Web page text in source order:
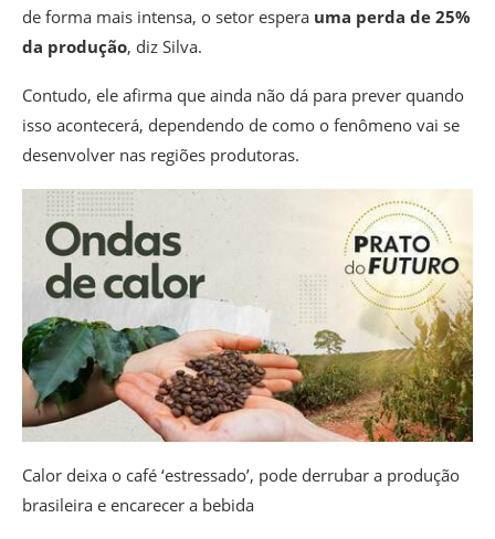
de forma mais intensa, o setor espera uma perda de 25%
da produção, diz Silva.
Contudo, ele afirma que ainda não dá para prever quando
isso acontecerá, dependendo de como o fenômeno vai se
desenvolver nas regiões produtoras.
Calor deixa o café ‘estressado’, pode derrubar a produção
brasileira e encarecer a bebida